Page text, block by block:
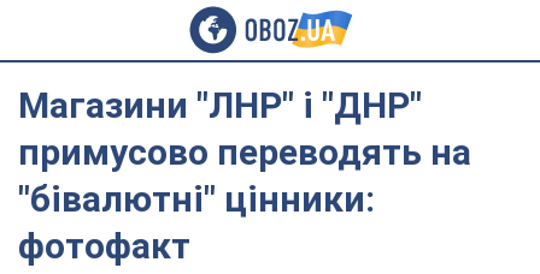
Магазини "ЛНР" і "ДНР"
примусово переводять на
"бівалютні" цінники:
фотофакт